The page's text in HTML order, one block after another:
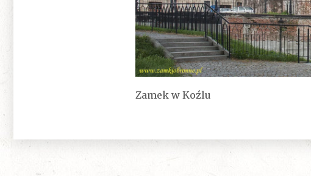
Zamek w Koźlu